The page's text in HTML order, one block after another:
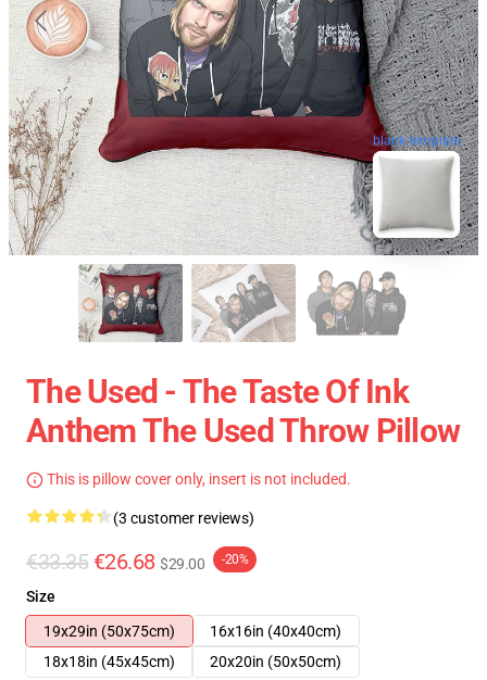
blank template
The Used - The Taste Of Ink
Anthem The Used Throw Pillow
This is pillow cover only, insert is not included.
(3 customer reviews)
€33.35 €26.68 $29.00 -20%
Size
19x29in (50x75cm)
16x16in (40x40cm)
18x18in (45x45cm)
20x20in (50x50cm)